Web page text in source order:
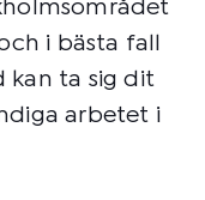
i bästa fall
kan ta sig dit
arbetet i